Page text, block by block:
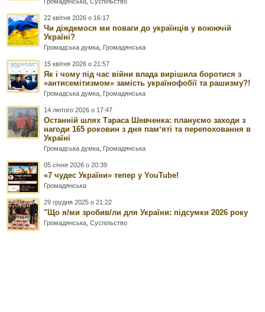
22 квітня 2026 о 16:17
Чи діждемося ми поваги до українців у воюючій
Україні?
Громадська думка Громадянська
15 квітня 2026 о 21:57
Як і чому під час війни влада вирішила боротися з
«антисемітизмом» замість українофобії та рашизму?!
Громадська думка Громадянська
14 лютого 2026 о 17:47
Останній шлях Тараса Шевченка: плануємо заходи з
нагоди 165 роковин з дня памʼяті та перепоховання в
Україні
Громадська думка Громадянська
05 січня 2026 о 20:39
«7 чудес України» тепер у YouTube!
Громадянська
29 грудня 2025 о 21:22
"Що я/ми зробив/ли для України: підсумки 2026 року
Громадянська ,Суспільство